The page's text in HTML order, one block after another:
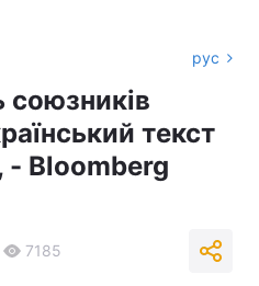
рус
текст
- Bloomberg
7185